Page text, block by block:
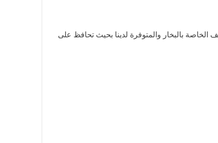
بالبخار والمتوفرة لدينا بحيث تحافظ على